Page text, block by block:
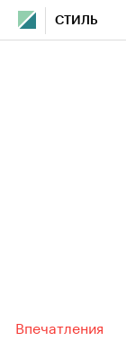
СТИЛЬ
Впечатления